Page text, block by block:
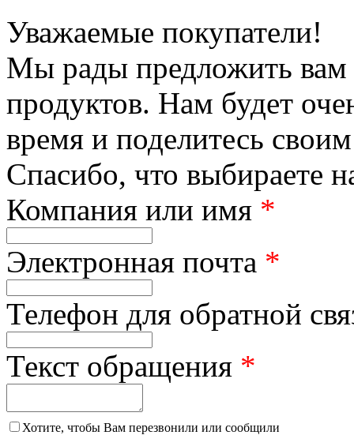
Уважаемые покупатели!
Мы рады предложить вам
продуктов. Нам будет
время и поделитесь
Спасибо, что выбираете
Компания или имя *
Электронная почта *
Телефон для обратной
Текст обращения *
Хотите, чтобы Вам перезвонили или сообщили